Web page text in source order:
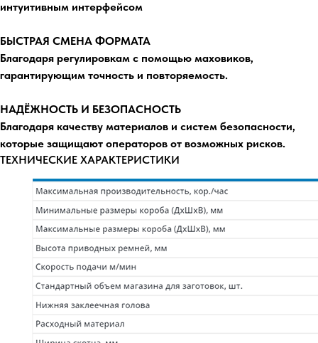
интуитивным интерфейсом
БЫСТРАЯ СМЕНА ФОРМАТА
Благодаря регулировкам с помощью маховиков,
гарантирующим точность и повторяемость.
НАДЁЖНОСТЬ И БЕЗОПАСНОСТЬ
Благодаря качеству материалов и систем безопасности,
которые защищают операторов от возможных рисков.
ТЕХНИЧЕСКИЕ ХАРАКТЕРИСТИКИ